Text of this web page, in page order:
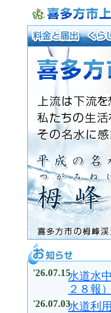
お知らせ
'26.07.15水道水
２８報）
'26.07.03水道利